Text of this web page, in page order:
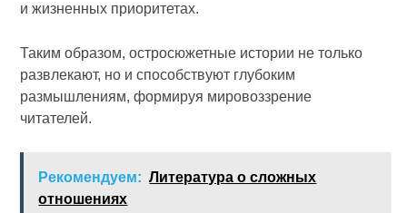
и жизненных приоритетах.
Таким образом, остросюжетные истории не только
развлекают, но и способствуют глубоким
размышлениям, формируя мировоззрение
читателей.
Рекомендуем: Литература о сложных
отношениях